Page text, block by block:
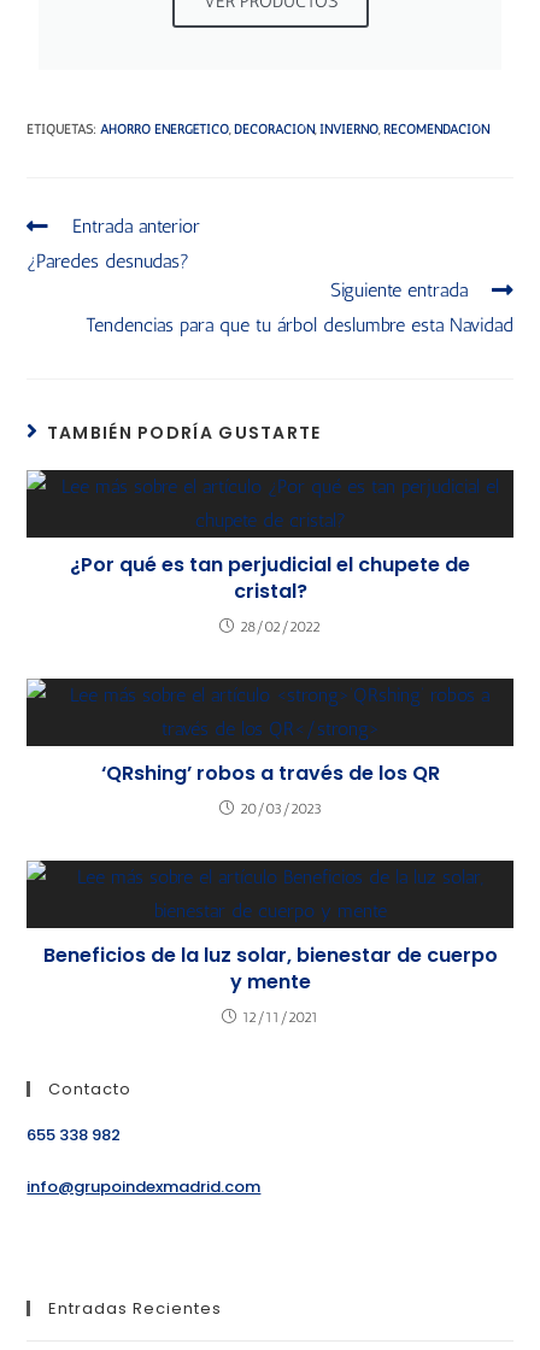
ETIQUETAS:AHORRO ENERGÉTICO, DECORACIÓN, INVIERNO, RECOMENDACIÓN
Entrada anterior
¿Paredes desnudas?
Siguiente entrada
Tendencias para que tu árbol deslumbre esta Navidad
TAMBIÉN PODRÍA GUSTARTE
¿Por qué es tan perjudicial el chupete de
cristal?
28/02/2022
‘QRshing’ robos a través de los QR
20/03/2023
Beneficios de la luz solar, bienestar de cuerpo
y mente
12/11/2021
Contacto
655 338 982
info@grupoindexmadrid.com
Entradas Recientes